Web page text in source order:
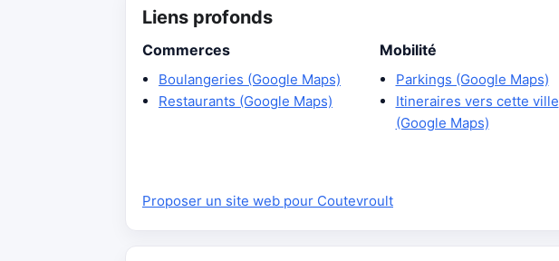
Liens profonds
Commerces
Boulangeries (Google Maps)
Restaurants (Google Maps)
Mobilité
Parkings (Google Maps)
Itineraires vers cette ville
(Google Maps)
Proposer un site web pour Coutevroult